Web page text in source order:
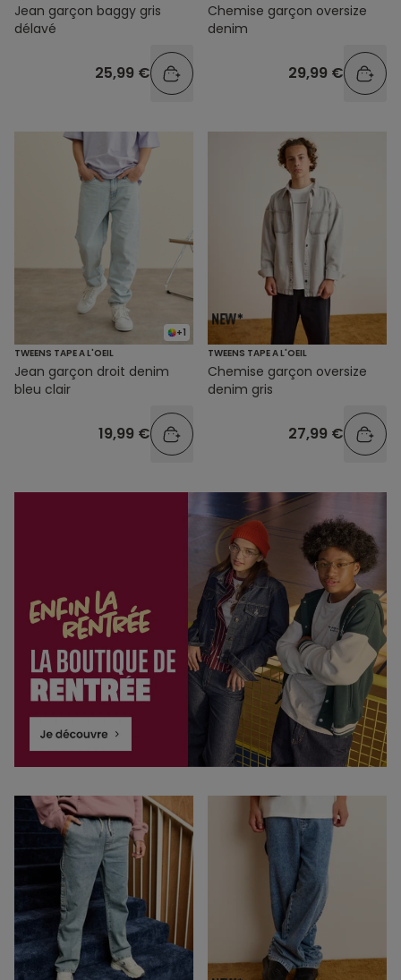
Jean garçon baggy gris
délavé
25,99 €
Chemise garçon oversize
denim
29,99 €
+1
TWEENS TAPE A L'OEIL
Jean garçon droit denim
bleu clair
19,99 €
TWEENS TAPE A L'OEIL
Chemise garçon oversize
denim gris
27,99 €